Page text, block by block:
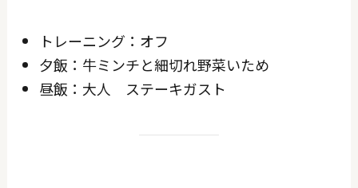
トレーニング：オフ
夕飯：牛ミンチと細切れ野菜いため
昼飯：大人 ステーキガスト